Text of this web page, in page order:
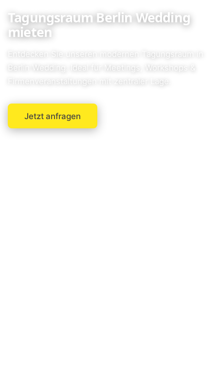
Tagungsraum Berlin Wedding
mieten
Entdecken Sie unseren modernen Tagungsraum in
Berlin Wedding. Ideal für Meetings, Workshops &
Firmenveranstaltungen mit zentraler Lage.
Jetzt anfragen